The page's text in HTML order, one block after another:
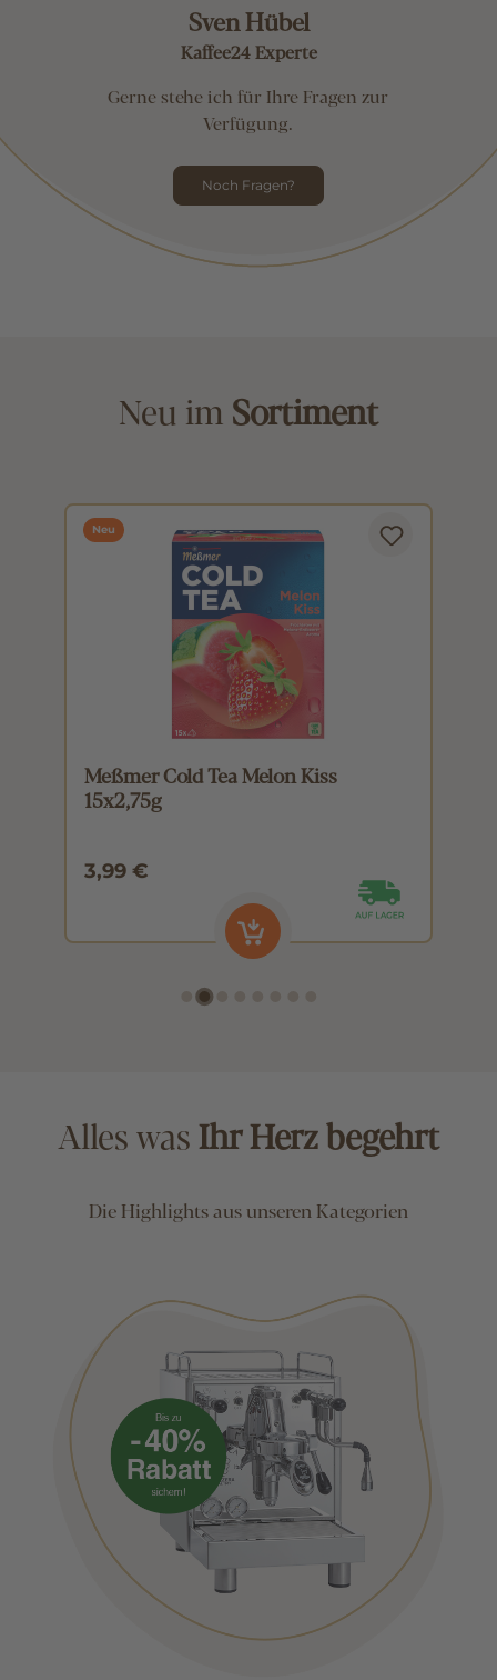
Sven Hübel
Kaffee24 Experte
Gerne stehe ich für Ihre Fragen zur
Verfügung.
Noch Fragen?
Neu im Sortiment
Neu
Meßmer Cold Tea Melon Kiss
15x2,75g
3,99 €
Alles wasIhr Herz begehrt
Die Highlights aus unseren Kategorien